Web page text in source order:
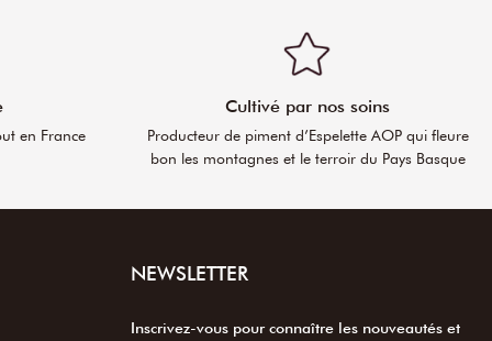
en France
Cultivé par nos soins
Producteur de piment d’Espelette AOP qui fleure
bon les montagnes et le terroir du Pays Basque
NEWSLETTER
Inscrivez-vous pour connaître les nouveautés et